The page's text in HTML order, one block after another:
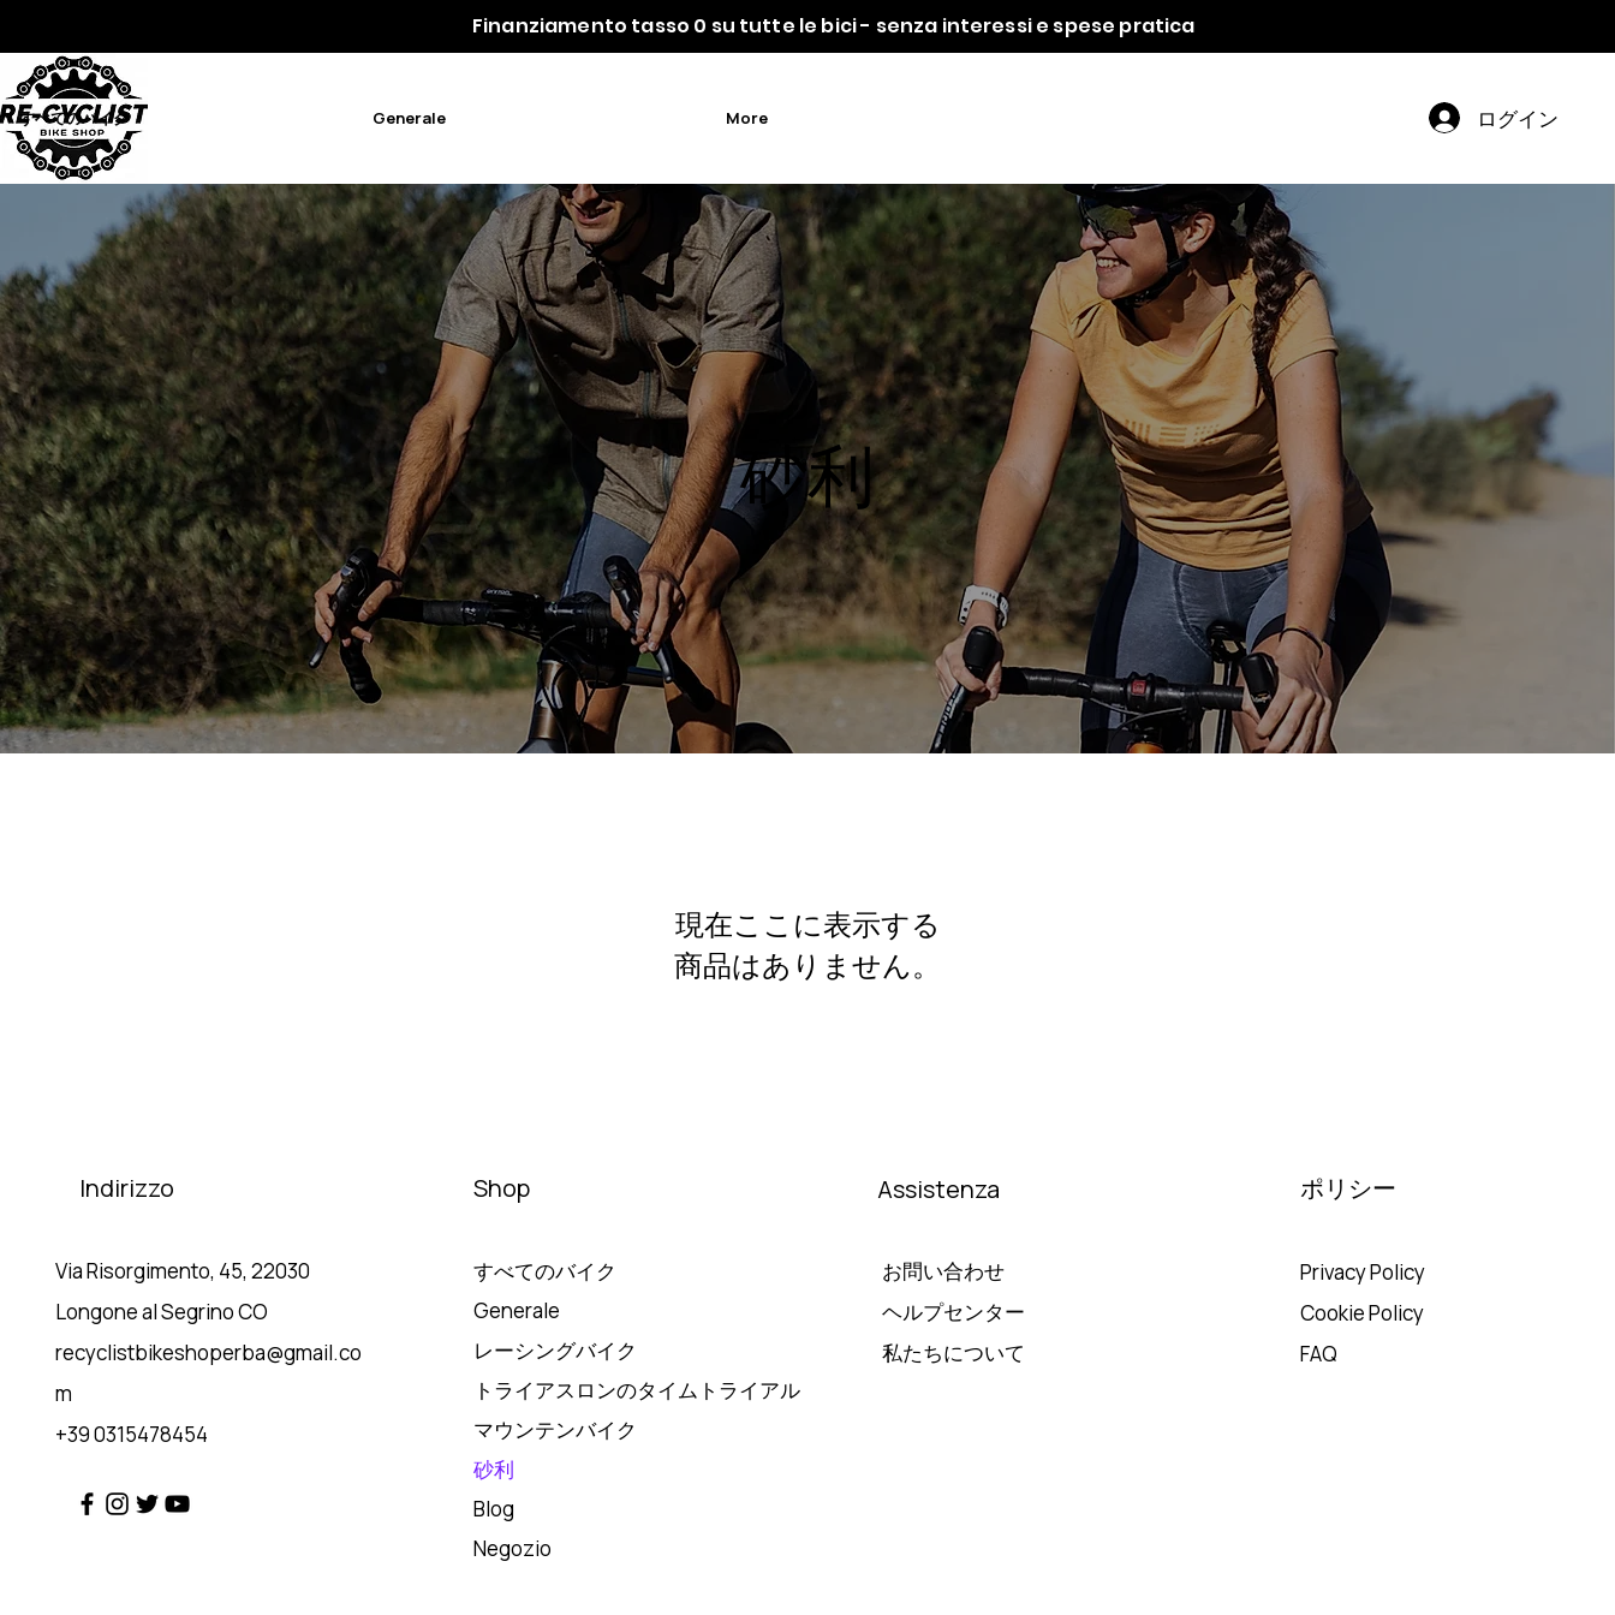
Finanziamento tasso 0 su tutte le bici - senza interessi e spese pratica
すべてのバイク Generale More ログイン
砂利
現在ここに表示する
商品はありません。
Indirizzo
Via Risorgimento, 45, 22030
Longone al Segrino CO
recyclistbikeshoperba@gmail.co
m
+39 0315478454
Shop
すべてのバイク
Generale
レーシングバイク
トライアスロンのタイムトライアル
マウンテンバイク
砂利
Blog
Negozio
Assistenza
お問い合わせ
ヘルプセンター
私たちについて
ポリシー
Privacy Policy
Cookie Policy
FAQ